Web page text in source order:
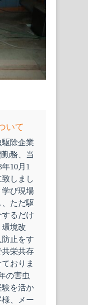
いて
駆除企業
勤務、当
10月1
致しまし
学び現場
、ただ駆
するだけ
環境改
止をす
共栄共存
おりま
の害虫
験を活か
様、メー